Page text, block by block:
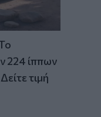
224 ίππων
τιμή